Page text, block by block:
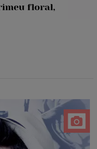
floral,